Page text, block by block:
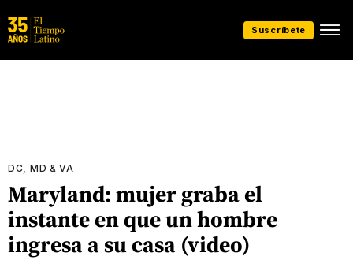
Suscríbete
DC, MD & VA
Maryland: mujer graba el
instante en que un hombre
ingresa a su casa (video)